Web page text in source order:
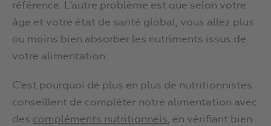
référence. L’autre problème est que selon votre
âge et votre état de santé global, vous allez plus
ou moins bien absorber les nutriments issus de
votre alimentation.
C’est pourquoi de plus en plus de nutritionnistes
conseillent de compléter notre alimentation avec
des compléments nutritionnels, en vérifiant bien